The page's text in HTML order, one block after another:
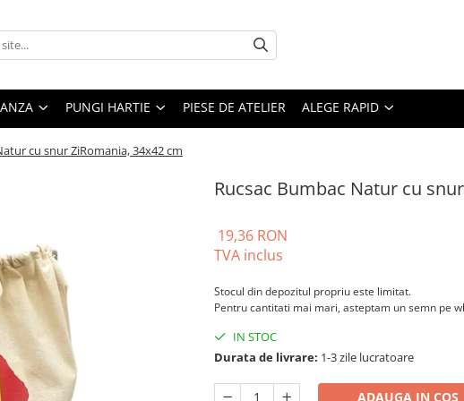
PUNGI HARTIE PIESE DE ATELIER ALEGE RAPID
cu snur ZiRomania, 34x42 cm
Rucsac Bumbac Natur cu
19,36 RON
TVA inclus
Stocul din depozitul propriu este limitat.
Pentru cantitati mai mari, asteptam un semn pe
IN STOC
Durata de livrare: 1-3 zile lucratoare
ADAUGA IN COS